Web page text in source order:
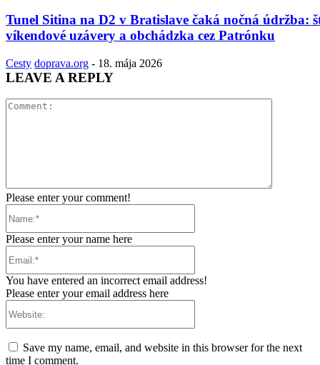
Tunel Sitina na D2 v Bratislave čaká nočná údržba:
víkendové uzávery a obchádzka cez Patrónku
Cesty doprava.org - 18. mája 2026
LEAVE A REPLY
Please enter your comment!
Please enter your name here
You have entered an incorrect email address!
Please enter your email address here
Save my name, email, and website in this browser for the next
time I comment.